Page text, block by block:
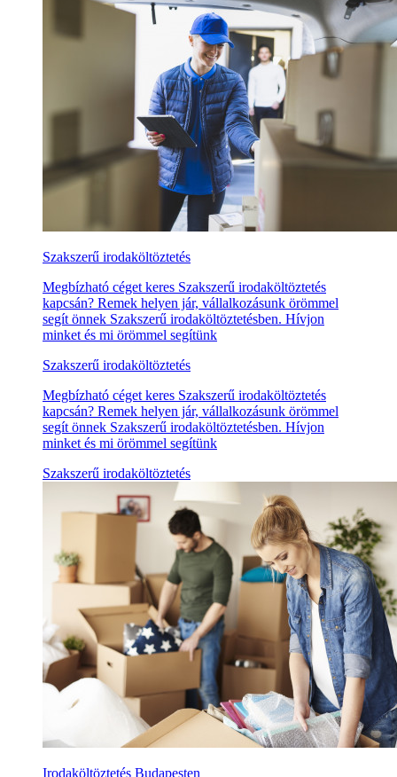
Szakszerű irodaköltöztetés
Megbízható céget keres Szakszerű irodaköltöztetés
kapcsán? Remek helyen jár, vállalkozásunk örömmel
segít önnek Szakszerű irodaköltöztetésben. Hívjon
minket és mi örömmel segítünk
Szakszerű irodaköltöztetés
Megbízható céget keres Szakszerű irodaköltöztetés
kapcsán? Remek helyen jár, vállalkozásunk örömmel
segít önnek Szakszerű irodaköltöztetésben. Hívjon
minket és mi örömmel segítünk
Szakszerű irodaköltöztetés
Irodaköltöztetés Budapesten